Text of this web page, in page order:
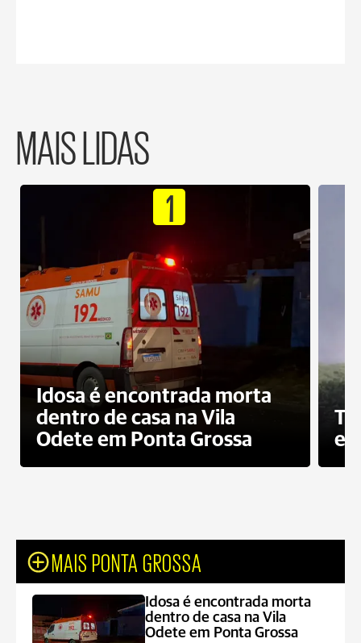
MAIS LIDAS
1
Idosa é encontrada morta
dentro de casa na Vila
Odete em Ponta Grossa
e
MAIS PONTA GROSSA
Idosa é encontrada morta
dentro de casa na Vila
Odete em Ponta Grossa